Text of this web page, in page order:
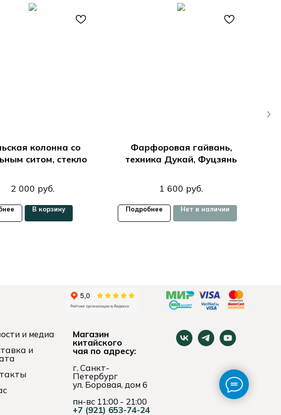
колонна со
ситом, стекло
2 000 руб.
В корзину
Фарфоровая гайвань,
техника Дукай, Фуцзянь
1 600 руб.
Подробнее Нет в наличии
и медиа
и
Магазин
китайского
чая по адресу:
г. Санкт-
Петербург
ул. Боровая, дом 6
пн-вс 11:00 - 21:00
+7 (921) 653-74-24